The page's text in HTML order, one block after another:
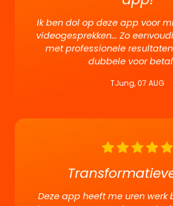
Ik ben dol op deze app voor
videogesprekken... Zo
met professionele
dubbele voor
TJung, 07 AUG
Deze app heeft me uren werk